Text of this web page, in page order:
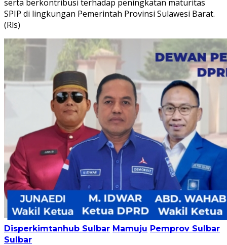
serta berkontribusi terhadap peningkatan maturitas
SPIP di lingkungan Pemerintah Provinsi Sulawesi Barat.
(Rls)
Disperkimtanhub Sulbar Mamuju Pemprov Sulbar
Sulbar